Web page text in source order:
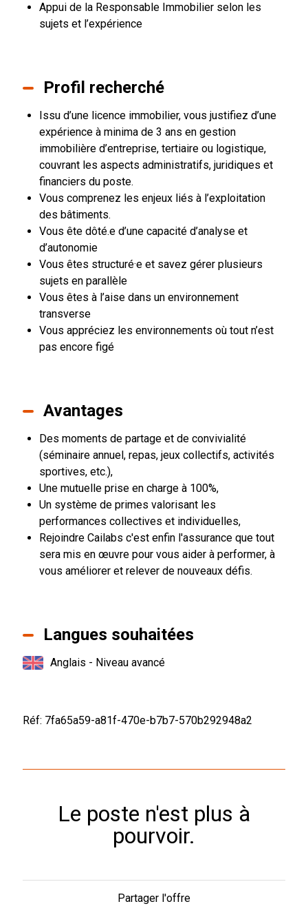
Appui de la Responsable Immobilier selon les
sujets et l’expérience
Profil recherché
Issu d’une licence immobilier, vous justifiez d’une
expérience à minima de 3 ans en gestion
immobilière d’entreprise, tertiaire ou logistique,
couvrant les aspects administratifs, juridiques et
financiers du poste.
Vous comprenez les enjeux liés à l’exploitation
des bâtiments.
Vous ête dôté.e d’une capacité d’analyse et
d’autonomie
Vous êtes structuré·e et savez gérer plusieurs
sujets en parallèle
Vous êtes à l’aise dans un environnement
transverse
Vous appréciez les environnements où tout n’est
pas encore figé
Avantages
Des moments de partage et de convivialité
(séminaire annuel, repas, jeux collectifs, activités
sportives, etc.),
Une mutuelle prise en charge à 100%,
Un système de primes valorisant les
performances collectives et individuelles,
Rejoindre Cailabs c'est enfin l'assurance que tout
sera mis en œuvre pour vous aider à performer, à
vous améliorer et relever de nouveaux défis.
Langues souhaitées
Anglais - Niveau avancé
Réf: 7fa65a59-a81f-470e-b7b7-570b292948a2
Le poste n'est plus à
pourvoir.
Partager l'offre